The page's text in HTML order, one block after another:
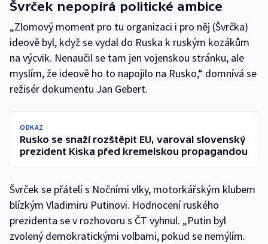
Švrček nepopírá politické ambice
„Zlomový moment pro tu organizaci i pro něj (Švrčka)
ideově byl, když se vydal do Ruska k ruským kozákům
na výcvik. Nenaučil se tam jen vojenskou stránku, ale
myslím, že ideově ho to napojilo na Rusko,“ domnívá se
režisér dokumentu Jan Gebert.
ODKAZ
Rusko se snaží rozštěpit EU, varoval slovenský
prezident Kiska před kremelskou propagandou
Švrček se přátelí s Nočními vlky, motorkářským klubem
blízkým Vladimiru Putinovi. Hodnocení ruského
prezidenta se v rozhovoru s ČT vyhnul. „Putin byl
zvolený demokratickými volbami, pokud se nemýlím.